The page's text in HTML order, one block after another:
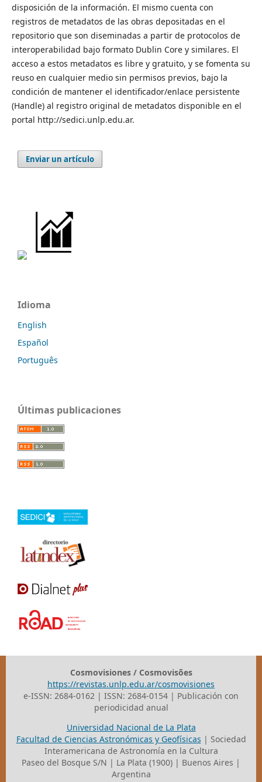
disposición de la información. El mismo cuenta con
registros de metadatos de las obras depositadas en el
repositorio que son diseminadas a partir de protocolos de
interoperabilidad bajo formato Dublin Core y similares. El
acceso a estos metadatos es libre y gratuito, y se fomenta su
reuso en cualquier medio sin permisos previos, bajo la
condición de mantener el identificador/enlace persistente
(Handle) al registro original de metadatos disponible en el
portal http://sedici.unlp.edu.ar.
Enviar un artículo
Idioma
English
Español
Português
Últimas publicaciones
Cosmovisiones / Cosmovisões
https://revistas.unlp.edu.ar/cosmovisiones
e-ISSN: 2684-0162 | ISSN: 2684-0154 | Publicación con
periodicidad anual
Universidad Nacional de La Plata
Facultad de Ciencias Astronómicas y Geofísicas | Sociedad
Interamericana de Astronomía en la Cultura
Paseo del Bosque S/N | La Plata (1900) | Buenos Aires |
Argentina